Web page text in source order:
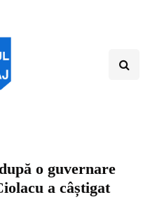
o guvernare
a câștigat